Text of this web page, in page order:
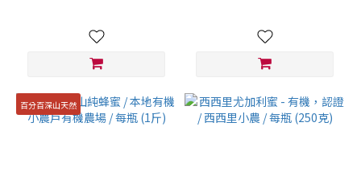
百分百深山天然